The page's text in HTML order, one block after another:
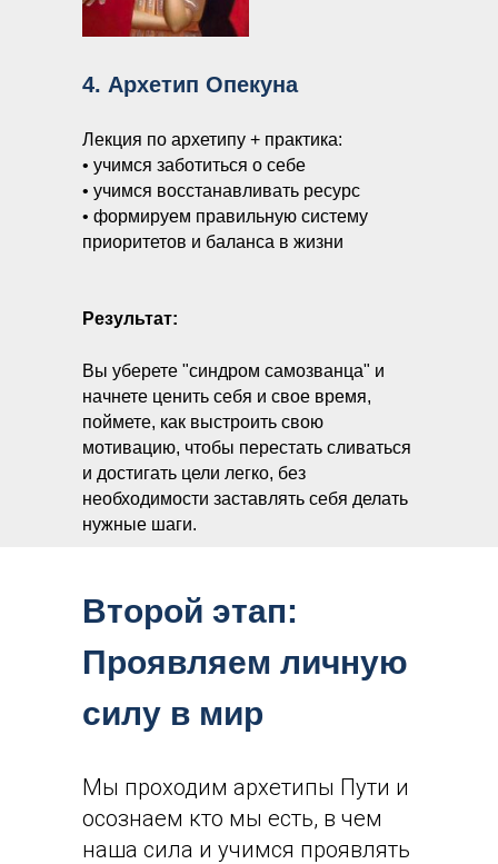
4. Архетип Опекуна
Лекция по архетипу + практика:
• учимся заботиться о себе
• учимся восстанавливать ресурс
• формируем правильную систему
приоритетов и баланса в жизни
Результат:
Вы уберете "синдром самозванца" и
начнете ценить себя и свое время,
поймете, как выстроить свою
мотивацию, чтобы перестать сливаться
и достигать цели легко, без
необходимости заставлять себя делать
нужные шаги.
Второй этап:
Проявляем личную
силу в мир
Мы проходим архетипы Пути и
осознаем кто мы есть, в чем
наша сила и учимся проявлять